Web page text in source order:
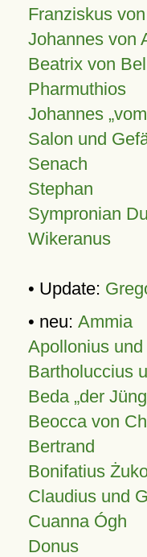
Franziskus
Johannes von
Beatrix von
Pharmuthios
Johannes
Salon und
Senach
Stephan
Sympronian
Wikeranus
• Update:
• neu: Ammia
Apollonius
Bartholuccius
Beda „der
Beocca von
Bertrand
Bonifatius
Claudius und
Cuanna Ógh
Donus